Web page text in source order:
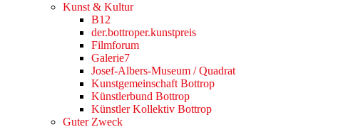
Kunst & Kultur
B12
der.bottroper.kunstpreis
Filmforum
Galerie7
Josef-Albers-Museum / Quadrat
Kunstgemeinschaft Bottrop
Künstlerbund Bottrop
Künstler Kollektiv Bottrop
Guter Zweck